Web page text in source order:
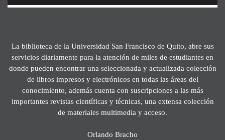
La biblioteca de la Universidad San Francisco de Quito, abre sus
servicios diariamente para la atención de miles de estudiantes en
donde pueden encontrar una seleccionada y actualizada colección
de libros impresos y electrónicos en todas las áreas del
conocimiento, además cuenta con suscripciones a las más
importantes revistas científicas y técnicas, una extensa colección
de materiales multimedia y acceso.
Orlando Bracho